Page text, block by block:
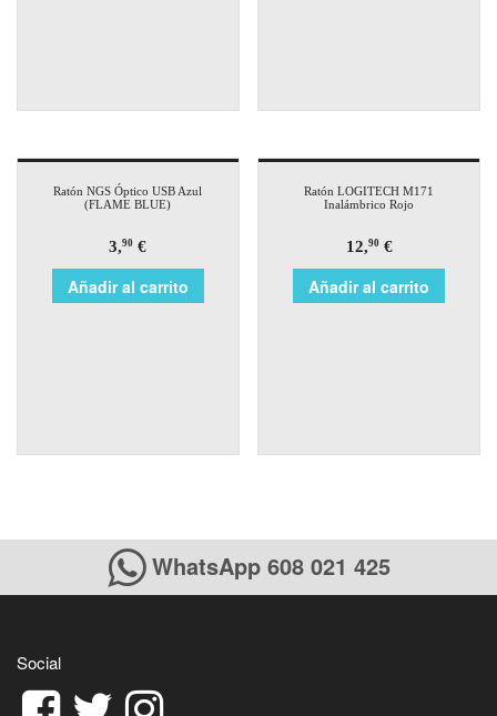
Ratón NGS Óptico USB Azul
(FLAME BLUE)
3,90 €
Añadir al carrito
Ratón LOGITECH M171
Inalámbrico Rojo
12,90€
Añadir al carrito
WhatsApp 608 021 425
Social